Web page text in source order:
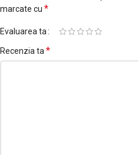
marcate cu *
Evaluarea ta
Recenzia ta*